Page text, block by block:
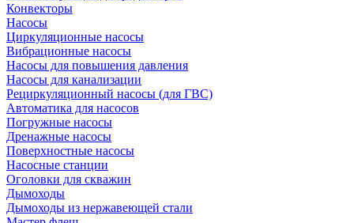
Конвекторы
Насосы
Циркуляционные насосы
Вибрационные насосы
Насосы для повышения давления
Насосы для канализации
Рециркуляционный насосы (для ГВС)
Автоматика для насосов
Погружные насосы
Дренажные насосы
Поверхностные насосы
Насосные станции
Оголовки для скважин
Дымоходы
Дымоходы из нержавеющей стали